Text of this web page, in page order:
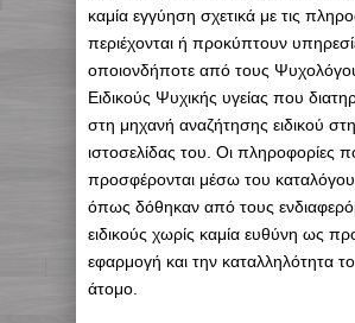
καμία εγγύηση σχετικά με τις
περιέχονται ή προκύπτουν
οποιονδήποτε από τους
Ειδικούς Ψυχικής υγείας που
στη μηχανή αναζήτησης ειδικού
ιστοσελίδας του. Οι πληροφορίες
προσφέρονται μέσω του
όπως δόθηκαν από τους
ειδικούς χωρίς καμία ευθύνη ως
εφαρμογή και την καταλληλότητα
άτομο.